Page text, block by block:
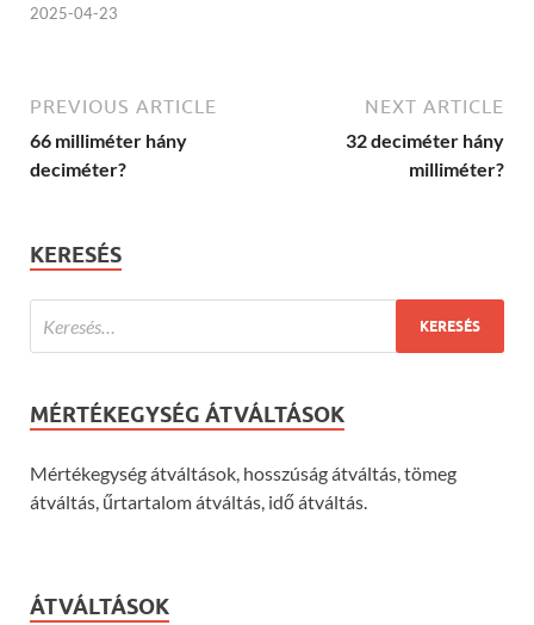
2025-04-23
PREVIOUS ARTICLE
66 milliméter hány
deciméter?
NEXT ARTICLE
32 deciméter hány
milliméter?
KERESÉS
MÉRTÉKEGYSÉG ÁTVÁLTÁSOK
Mértékegység átváltások, hosszúság átváltás, tömeg
átváltás, űrtartalom átváltás, idő átváltás.
ÁTVÁLTÁSOK